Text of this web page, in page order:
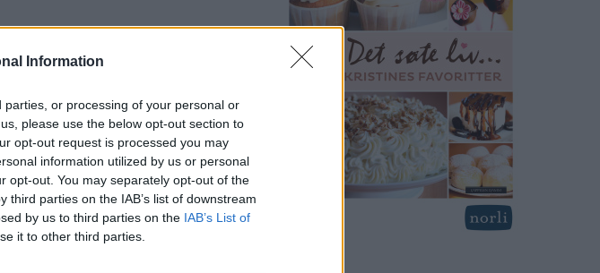
Information
or processing of your personal or
please use the below opt-out section to
opt-out request is processed you may
information utilized by us or personal
opt-out. You may separately opt-out of the
parties on the IAB’s list of downstream
by us to third parties on the IAB’s List of
it to other third parties.